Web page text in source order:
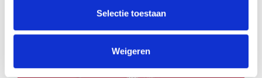
Selectie toestaan
Weigeren